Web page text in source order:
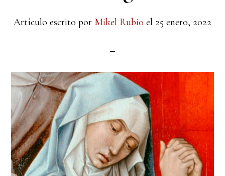
Artículo escrito por Mikel Rubio el 25 enero, 2022